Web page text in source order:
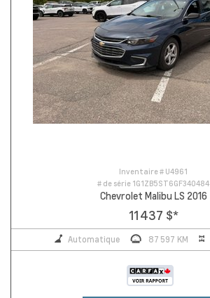
Inventaire # U4961
# de série 1G1ZB5ST6GF340484
Chevrolet Malibu LS 2016
11 437 $*
Automatique 87 597 KM